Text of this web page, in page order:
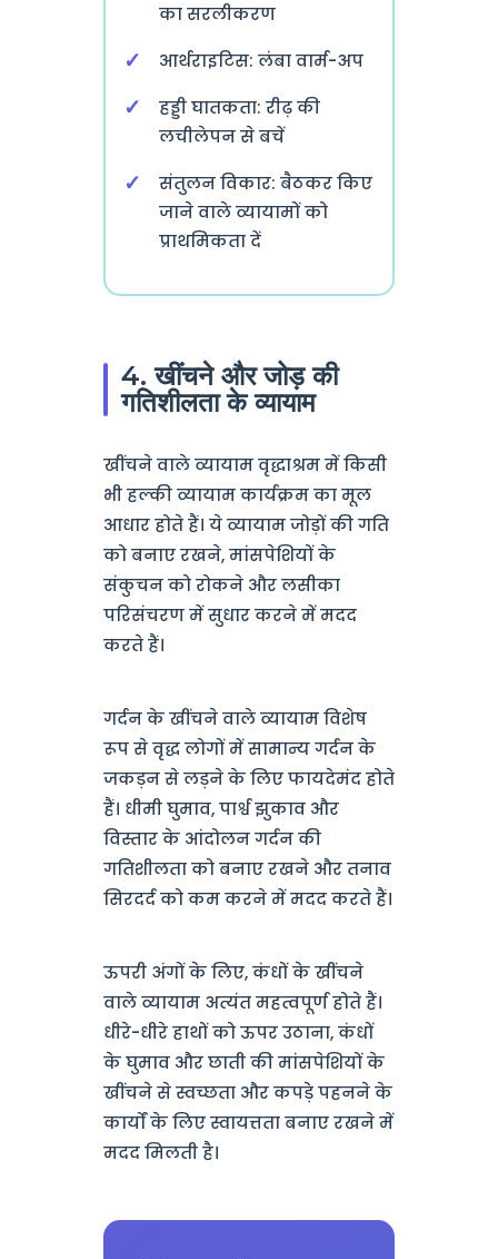
का सरलीकरण
आर्थराइटिस: लंबा वार्म-अप
हड्डी घातकता: रीढ़ की
लचीलेपन से बचें
संतुलन विकार: बैठकर किए
जाने वाले व्यायामों को
प्राथमिकता दें
4. खींचने और जोड़ की
गतिशीलता के व्यायाम
खींचने वाले व्यायाम वृद्धाश्रम में किसी
भी हल्की व्यायाम कार्यक्रम का मूल
आधार होते हैं। ये व्यायाम जोड़ों की गति
को बनाए रखने, मांसपेशियों के
संकुचन को रोकने और लसीका
परिसंचरण में सुधार करने में मदद
करते हैं।
गर्दन के खींचने वाले व्यायाम विशेष
रूप से वृद्ध लोगों में सामान्य गर्दन के
जकड़न से लड़ने के लिए फायदेमंद होते
हैं। धीमी घुमाव, पार्श्व झुकाव और
विस्तार के आंदोलन गर्दन की
गतिशीलता को बनाए रखने और तनाव
सिरदर्द को कम करने में मदद करते हैं।
ऊपरी अंगों के लिए, कंधों के खींचने
वाले व्यायाम अत्यंत महत्वपूर्ण होते हैं।
धीरे-धीरे हाथों को ऊपर उठाना, कंधों
के घुमाव और छाती की मांसपेशियों के
खींचने से स्वच्छता और कपड़े पहनने के
कार्यों के लिए स्वायत्तता बनाए रखने में
मदद मिलती है।